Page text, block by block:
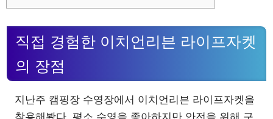
직접 경험한 이치언리븐 라이프자켓
의 장점
지난주 캠핑장 수영장에서 이치언리븐 라이프자켓을